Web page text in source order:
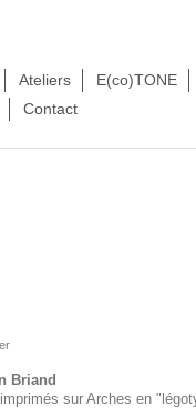
Ateliers E(co)TONE
Contact
Briand
sur Arches en